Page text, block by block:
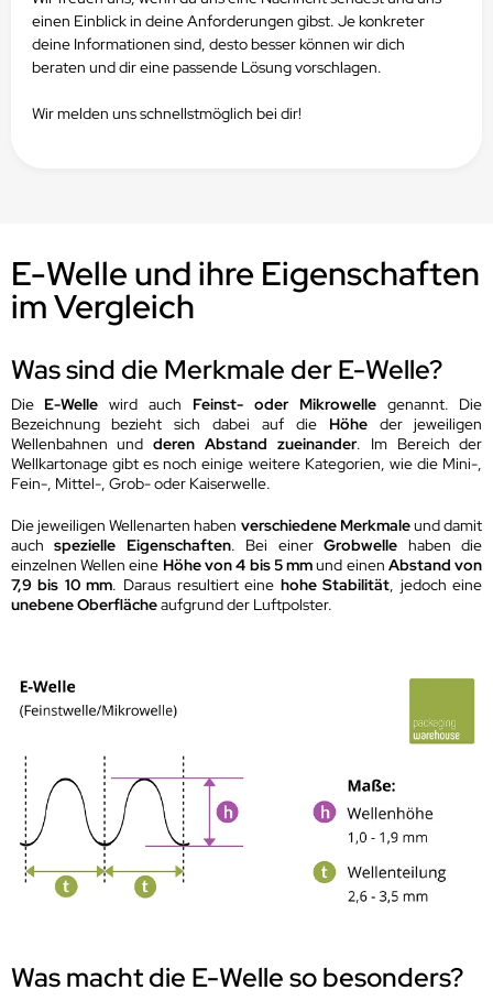
einen Einblick in deine Anforderungen gibst. Je konkreter
deine Informationen sind, desto besser können wir dich
beraten und dir eine passende Lösung vorschlagen.
Wir melden uns schnellstmöglich bei dir!
E-Welle und ihre Eigenschaften
im Vergleich
Was sind die Merkmale der E-Welle?
Die E-Wellewird auch Feinst- oder Mikrowelle genannt. Die
Bezeichnung bezieht sich dabei auf die Höhe der jeweiligen
Wellenbahnen undderen Abstand zueinander. Im Bereich der
Wellkartonage gibt es noch einige weitere Kategorien, wie die Mini-,
Fein-, Mittel-, Grob- oder Kaiserwelle.
Die jeweiligen Wellenarten haben verschiedene Merkmaleund damit
auchspezielle Eigenschaften. Bei einerGrobwelle haben die
einzelnen Wellen eine Höhe von 4 bis 5 mmund einenAbstand von
7,9 bis 10 mm. Daraus resultiert eine hohe Stabilität, jedoch eine
unebene Oberflächeaufgrund der Luftpolster.
Was macht die E-Welle so besonders?